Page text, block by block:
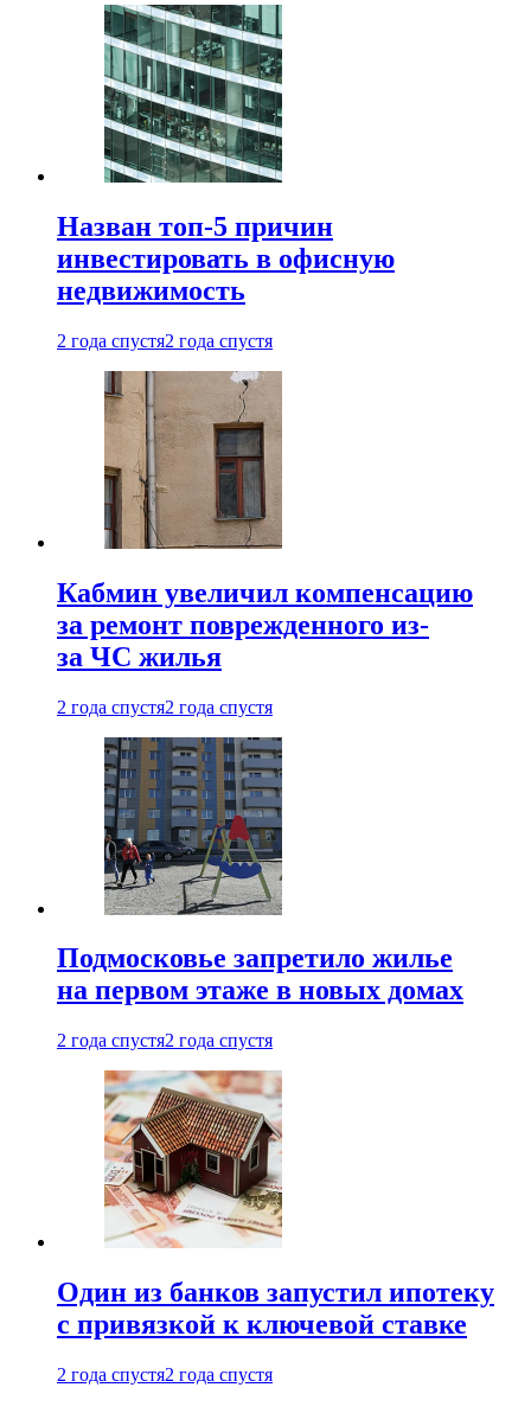
Назван топ-5 причин
инвестировать в офисную
недвижимость
2 года спустя2 года спустя
Кабмин увеличил компенсацию
за ремонт поврежденного из-
за ЧС жилья
2 года спустя2 года спустя
Подмосковье запретило жилье
на первом этаже в новых домах
2 года спустя2 года спустя
Один из банков запустил ипотеку
с привязкой к ключевой ставке
2 года спустя2 года спустя